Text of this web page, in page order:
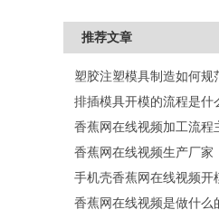
推荐文章
塑胶注塑模具制造如何规
排插模具开模的流程是什么
香蕉网在线视频加工流程
香蕉网在线视频生产厂家
手机壳香蕉网在线视频开